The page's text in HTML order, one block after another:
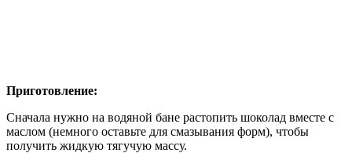
Приготовление:
Сначала нужно на водяной бане растопить шоколад вместе с
маслом (немного оставьте для смазывания форм), чтобы
получить жидкую тягучую массу.